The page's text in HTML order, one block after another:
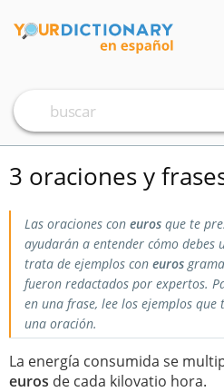
3 oraciones y
Las oraciones con euros que te
ayudarán a entender cómo debes
trata de ejemplos con euros
fueron redactados por expertos.
en una frase, lee los ejemplos
una oración.
La energía consumida se
euros de cada kilovatio hora.